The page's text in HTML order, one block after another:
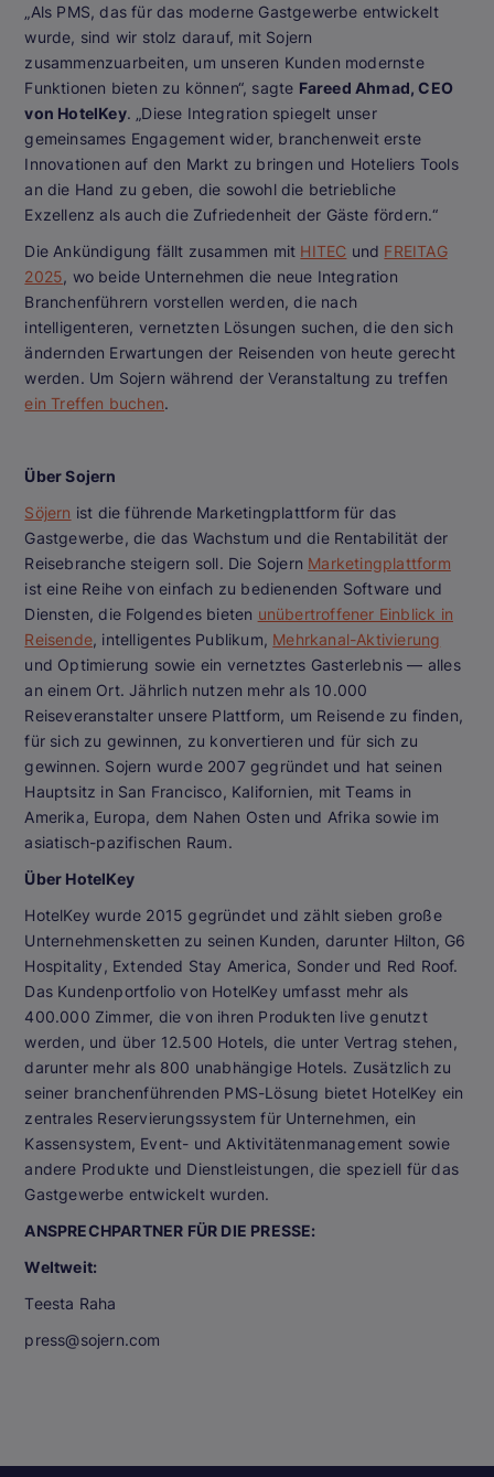
„Als PMS, das für das moderne Gastgewerbe entwickelt
wurde, sind wir stolz darauf, mit Sojern
zusammenzuarbeiten, um unseren Kunden modernste
Funktionen bieten zu können“, sagte Fareed Ahmad, CEO
von HotelKey. „Diese Integration spiegelt unser
gemeinsames Engagement wider, branchenweit erste
Innovationen auf den Markt zu bringen und Hoteliers Tools
an die Hand zu geben, die sowohl die betriebliche
Exzellenz als auch die Zufriedenheit der Gäste fördern.“
Die Ankündigung fällt zusammen mit HITEC und FREITAG
2025, wo beide Unternehmen die neue Integration
Branchenführern vorstellen werden, die nach
intelligenteren, vernetzten Lösungen suchen, die den sich
ändernden Erwartungen der Reisenden von heute gerecht
werden. Um Sojern während der Veranstaltung zu treffen
ein Treffen buchen.
Über Sojern
Söjern ist die führende Marketingplattform für das
Gastgewerbe, die das Wachstum und die Rentabilität der
Reisebranche steigern soll. Die Sojern Marketingplattform
ist eine Reihe von einfach zu bedienenden Software und
Diensten, die Folgendes bieten unübertroffener Einblick in
Reisende, intelligentes Publikum, Mehrkanal-Aktivierung
und Optimierung sowie ein vernetztes Gasterlebnis — alles
an einem Ort. Jährlich nutzen mehr als 10.000
Reiseveranstalter unsere Plattform, um Reisende zu finden,
für sich zu gewinnen, zu konvertieren und für sich zu
gewinnen. Sojern wurde 2007 gegründet und hat seinen
Hauptsitz in San Francisco, Kalifornien, mit Teams in
Amerika, Europa, dem Nahen Osten und Afrika sowie im
asiatisch-pazifischen Raum.
Über HotelKey
HotelKey wurde 2015 gegründet und zählt sieben große
Unternehmensketten zu seinen Kunden, darunter Hilton, G6
Hospitality, Extended Stay America, Sonder und Red Roof.
Das Kundenportfolio von HotelKey umfasst mehr als
400.000 Zimmer, die von ihren Produkten live genutzt
werden, und über 12.500 Hotels, die unter Vertrag stehen,
darunter mehr als 800 unabhängige Hotels. Zusätzlich zu
seiner branchenführenden PMS-Lösung bietet HotelKey ein
zentrales Reservierungssystem für Unternehmen, ein
Kassensystem, Event- und Aktivitätenmanagement sowie
andere Produkte und Dienstleistungen, die speziell für das
Gastgewerbe entwickelt wurden.
ANSPRECHPARTNER FÜR DIE PRESSE:
Weltweit:
Teesta Raha
press@sojern.com